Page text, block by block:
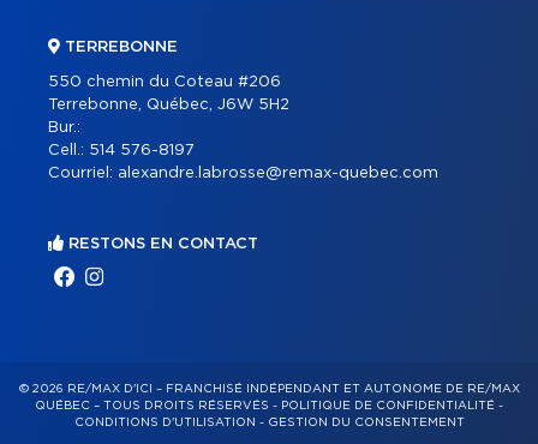
TERREBONNE
550 chemin du Coteau #206
Terrebonne, Québec, J6W 5H2
Bur.:
Cell.: 514 576-8197
Courriel: alexandre.labrosse@remax-quebec.com
RESTONS EN CONTACT
© 2026 RE/MAX D'ICI – FRANCHISÉ INDÉPENDANT ET AUTONOME DE RE/MAX
QUÉBEC – TOUS DROITS RÉSERVÉS - POLITIQUE DE CONFIDENTIALITÉ -
CONDITIONS D'UTILISATION - GESTION DU CONSENTEMENT